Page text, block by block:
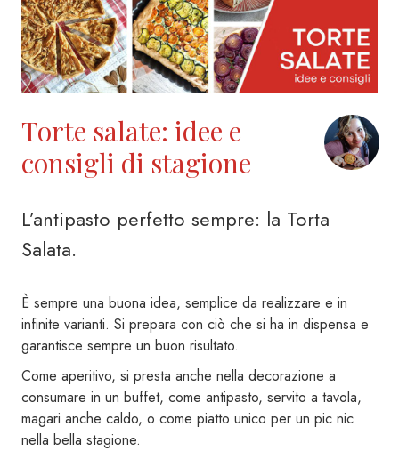
Torte salate: idee e
consigli di stagione
L’antipasto perfetto sempre: la Torta
Salata.
È sempre una buona idea, semplice da realizzare e in
infinite varianti. Si prepara con ciò che si ha in dispensa e
garantisce sempre un buon risultato.
Come aperitivo, si presta anche nella decorazione a
consumare in un buffet, come antipasto, servito a tavola,
magari anche caldo, o come piatto unico per un pic nic
nella bella stagione.